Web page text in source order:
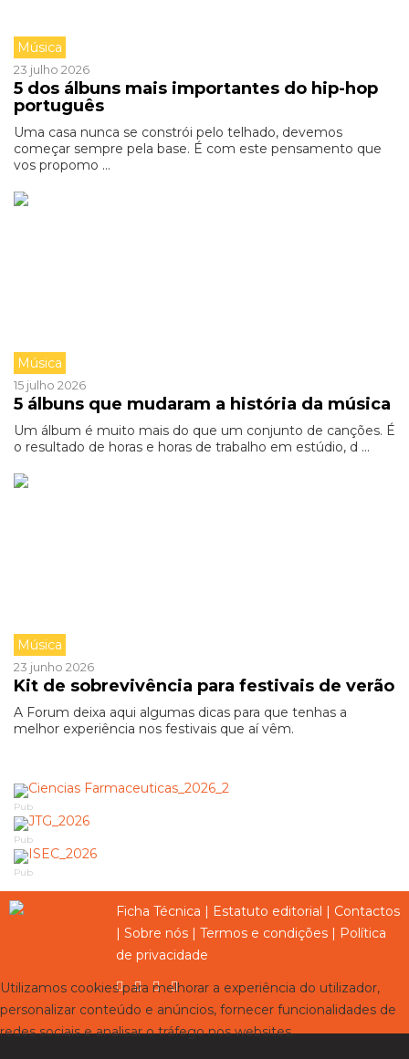
Música
23 julho 2026
5 dos álbuns mais importantes do hip-hop
português
Uma casa nunca se constrói pelo telhado, devemos
começar sempre pela base. É com este pensamento que
vos propomo ...
Música
15 julho 2026
5 álbuns que mudaram a história da música
Um álbum é muito mais do que um conjunto de canções. É
o resultado de horas e horas de trabalho em estúdio, d ...
Música
23 junho 2026
Kit de sobrevivência para festivais de verão
A Forum deixa aqui algumas dicas para que tenhas a
melhor experiência nos festivais que aí vêm.
Pub
Pub
Pub
Ficha Técnica | Estatuto editorial | Contactos
| Sobre nós | Termos e condições | Política
de privacidade
Utilizamos cookies para melhorar a experiência do utilizador,
personalizar conteúdo e anúncios, fornecer funcionalidades de
redes sociais e analisar o tráfego nos websites.